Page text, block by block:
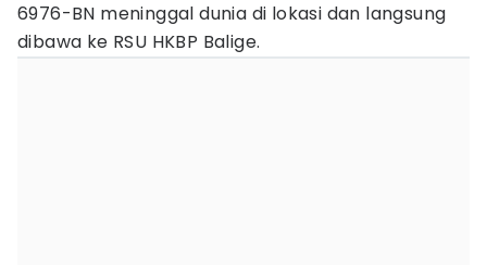
6976-BN meninggal dunia di lokasi dan langsung
dibawa ke RSU HKBP Balige.